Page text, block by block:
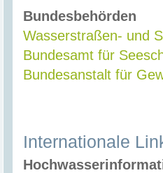
Bundesbehörden
Wasserstraßen- und
Bundesamt für
Bundesanstalt für
Internationale